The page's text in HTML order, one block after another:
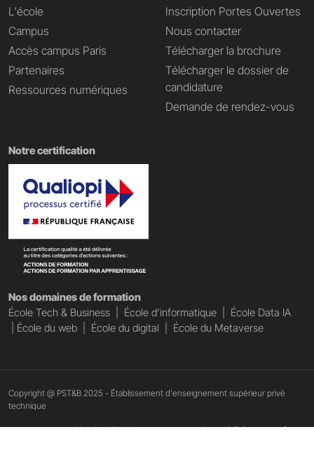
L'école
Campus
Accès campus Paris
Partenaires
Ressources numériques
Inscription Portes Ouvertes
Nous contacter
Télécharger la brochure
Télécharger le dossier de
candidature
Demande de rendez-vous
Notre certification
Nos domaines de formation
École Tech & Business
École d'informatique
École Data IA
École du web École du digital École du Metaverse
Copyright @ PST&B 2025 - Établissement d'enseignement supérieur privé
technique
Mentions légales Accessibilité : non conforme